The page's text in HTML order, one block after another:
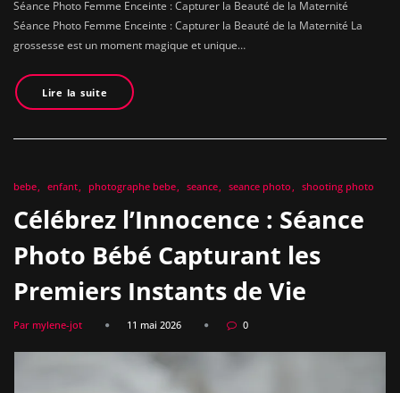
Séance Photo Femme Enceinte : Capturer la Beauté de la Maternité
Séance Photo Femme Enceinte : Capturer la Beauté de la Maternité La
grossesse est un moment magique et unique…
Lire la suite
bebe enfant photographe bebe seance seance photo shooting photo
Célébrez l’Innocence : Séance
Photo Bébé Capturant les
Premiers Instants de Vie
Par mylene-jot 11 mai 2026 0